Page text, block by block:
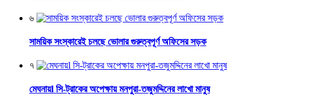
৬
সাময়িক সংস্কারেই চলছে ভোলার গুরুত্বপূর্ণ অফিসের সড়ক
৭
মেঘনায়l সি-ট্রাকের অপেক্ষায় মনপুরা-তজুমদ্দিনের লাখো মানুষ